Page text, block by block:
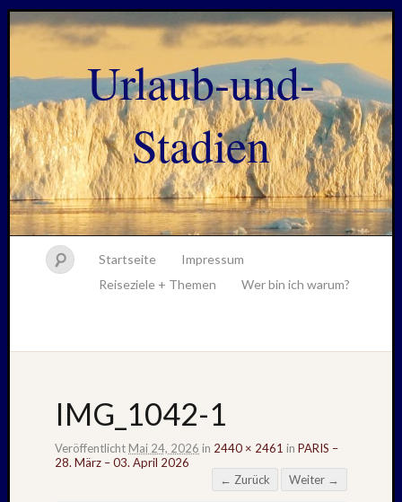
Urlaub-und-
Stadien
Startseite
Impressum
Reiseziele + Themen
Wer bin ich warum?
IMG_1042-1
Veröffentlicht Mai 24, 2026 in 2440 × 2461 in PARIS –
28. März – 03. April 2026
← Zurück
Weiter →